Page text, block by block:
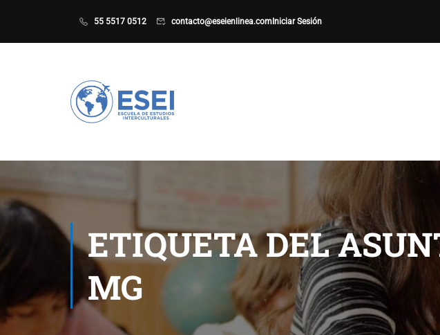
55 5517 0512 contacto@eseienlinea.com Iniciar Sesión
ETIQUETA DEL
MG